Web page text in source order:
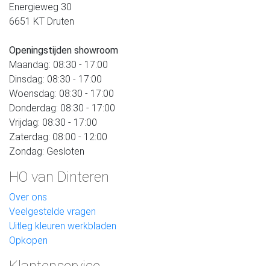
Energieweg 30
6651 KT Druten
Openingstijden showroom
Maandag: 08:30 - 17:00
Dinsdag: 08:30 - 17:00
Woensdag: 08:30 - 17:00
Donderdag: 08:30 - 17:00
Vrijdag: 08:30 - 17:00
Zaterdag: 08:00 - 12:00
Zondag: Gesloten
HO van Dinteren
Over ons
Veelgestelde vragen
Uitleg kleuren werkbladen
Opkopen